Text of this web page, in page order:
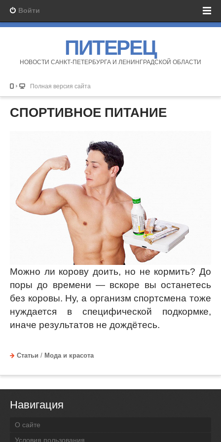
Войти
ПИТЕРЕЦ
НОВОСТИ САНКТ-ПЕТЕРБУРГА И ЛЕНИНГРАДСКОЙ ОБЛАСТИ
Полная версия сайта
СПОРТИВНОЕ ПИТАНИЕ
Можно ли корову доить, но не кормить? До
поры до времени — вскоре вы останетесь
без коровы. Ну, а организм спортсмена тоже
нуждается в специфической подкормке,
иначе результатов не дождётесь.
Статьи / Мода и красота
Навигация
О сайте
Условия пользования